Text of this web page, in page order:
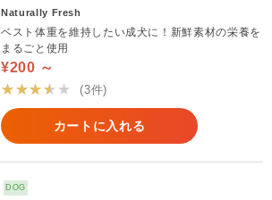
Naturally Fresh
ベスト体重を維持したい成犬に！新鮮素材の栄養を
まるごと使用
¥200 ～
★★★★★
(3件)
カートに入れる
DOG